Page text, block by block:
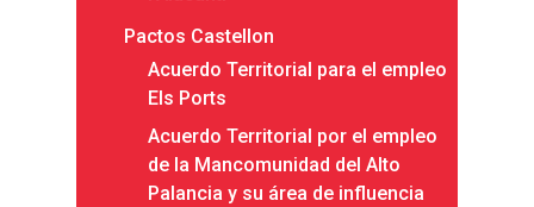
Pactos Castellon
Acuerdo Territorial para el empleo
Els Ports
Acuerdo Territorial por el empleo
de la Mancomunidad del Alto
Palancia y su área de influencia